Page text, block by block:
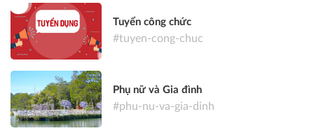
Tuyển công chức
#tuyen-cong-chuc
Phụ nữ và Gia đình
#phu-nu-va-gia-dinh